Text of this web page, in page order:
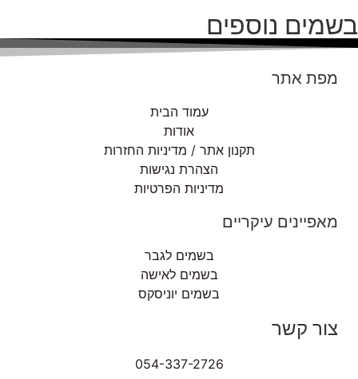
בשמים נוספים
מפת אתר
עמוד הבית
אודות
תקנון אתר / מדיניות החזרות
הצהרת נגישות
מדיניות הפרטיות
מאפיינים עיקריים
בשמים לגבר
בשמים לאישה
בשמים יוניסקס
צור קשר
054-337-2726